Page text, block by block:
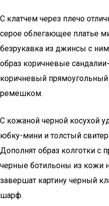
С клатчем через плечо
серое облегающее платье
безрукавка из джинсы с
образ коричневые
коричневый
ремешком.
С кожаной черной косухой
юбку-мини и толстый свитер
Дополнят образ колготки с
черные ботильоны из кожи
завершат картину черный
шарф.